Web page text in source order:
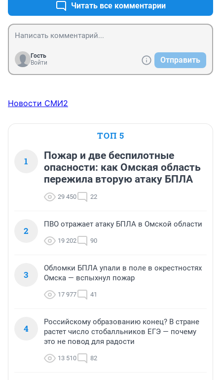
Читать все комментарии
Гость
Войти
Отправить
Новости СМИ2
ТОП 5
1
Пожар и две беспилотные
опасности: как Омская область
пережила вторую атаку БПЛА
29 450 22
2
ПВО отражает атаку БПЛА в Омской области
19 202 90
3
Обломки БПЛА упали в поле в окрестностях
Омска — вспыхнул пожар
17 977 41
4
Российскому образованию конец? В стране
растет число стобалльников ЕГЭ — почему
это не повод для радости
13 510 82